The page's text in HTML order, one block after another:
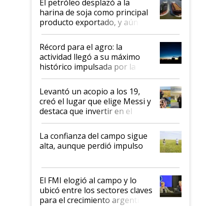
El petróleo desplazó a la
harina de soja como principal
producto exportado, y aún así
el agro aportó casi seis de cada
diez dólares y sostuvo el
liderazgo en un semestre
récord
Récord para el agro: la
actividad llegó a su máximo
histórico impulsada por la
cosecha y las exportaciones
Levantó un acopio a los 19,
creó el lugar que elige Messi y
destaca que invertir en el
kirchnerismo era como "darle
plata a un hijo para droga":
Juan Félix Rossetti, el libertario
que de una dura crisis salió
de Milei
La confianza del campo sigue
alta, aunque perdió impulso
El FMI elogió al campo y lo
ubicó entre los sectores claves
para el crecimiento argentino